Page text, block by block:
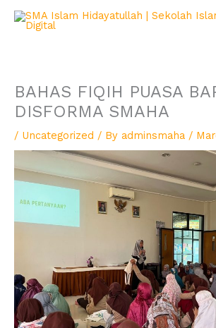
Skip
BAHAS FIQIH PUASA
DISFORMA SMAHA
/ Uncategorized / By adminsmaha /